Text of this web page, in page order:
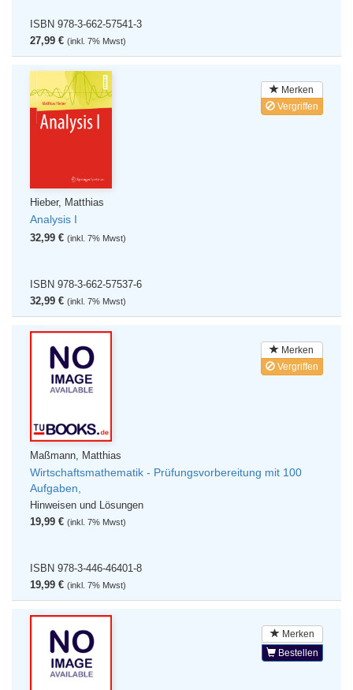
ISBN 978-3-662-57541-3
27,99 € (inkl. 7% Mwst)
Merken
Vergriffen
Hieber, Matthias
Analysis I
32,99 € (inkl. 7% Mwst)
ISBN 978-3-662-57537-6
32,99 € (inkl. 7% Mwst)
Merken
Vergriffen
Maßmann, Matthias
Wirtschaftsmathematik - Prüfungsvorbereitung mit 100
Aufgaben,
Hinweisen und Lösungen
19,99 € (inkl. 7% Mwst)
ISBN 978-3-446-46401-8
19,99 € (inkl. 7% Mwst)
Merken
Bestellen